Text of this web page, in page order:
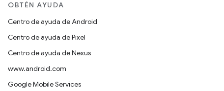
OBTÉN AYUDA
Centro de ayuda de Android
Centro de ayuda de Pixel
Centro de ayuda de Nexus
www.android.com
Google Mobile Services